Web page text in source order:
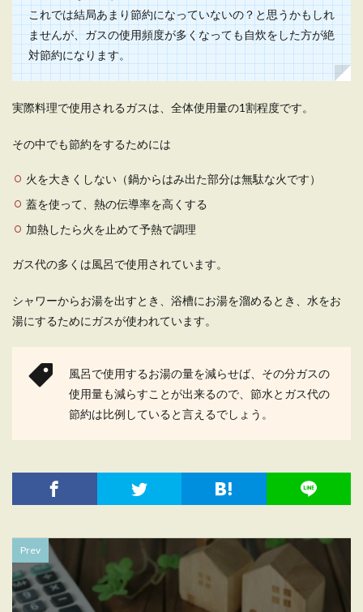
これでは結局あまり節約になっていないの？と思うかもしれ
ませんが、ガスの使用頻度が多くなっても自炊をした方が絶
対節約になります。
実際料理で使用されるガスは、全体使用量の1割程度です。
その中でも節約をするためには
火を大きくしない（鍋からはみ出た部分は無駄な火です）
蓋を使って、熱の伝導率を高くする
加熱したら火を止めて予熱で調理
ガス代の多くは風呂で使用されています。
シャワーからお湯を出すとき、浴槽にお湯を溜めるとき、水をお
湯にするためにガスが使われています。
風呂で使用するお湯の量を減らせば、その分ガスの
使用量も減らすことが出来るので、節水とガス代の
節約は比例していると言えるでしょう。
Prev